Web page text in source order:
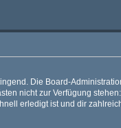
Die Board-
nicht zur Verfügung
erledigt ist und dir